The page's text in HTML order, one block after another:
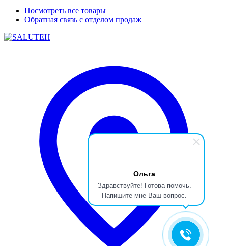
Ольга
Здравствуйте! Готова помочь.
Напишите мне Ваш вопрос.
Посмотреть все товары
Обратная связь с отделом продаж